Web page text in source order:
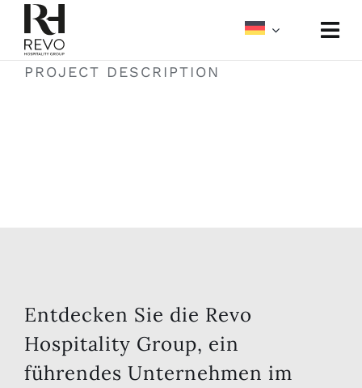
content
PROJECT DESCRIPTION
Entdecken Sie die Revo
Hospitality Group, ein
führendes Unternehmen im